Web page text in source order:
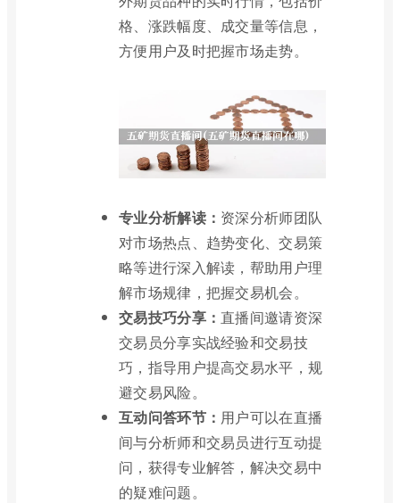
格、涨跌幅度、成交量等信息，
方便用户及时把握市场走势。
专业分析解读： 资深分析师团队
对市场热点、趋势变化、交易策
略等进行深入解读，帮助用户理
解市场规律，把握交易机会。
交易技巧分享： 直播间邀请资深
交易员分享实战经验和交易技
巧，指导用户提高交易水平，规
避交易风险。
互动问答环节： 用户可以在直播
间与分析师和交易员进行互动提
问，获得专业解答，解决交易中
的疑难问题。